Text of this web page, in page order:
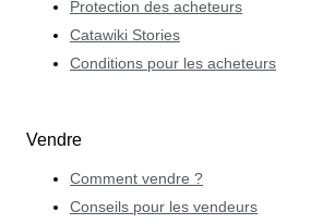
Protection des acheteurs
Catawiki Stories
Conditions pour les acheteurs
Vendre
Comment vendre ?
Conseils pour les vendeurs